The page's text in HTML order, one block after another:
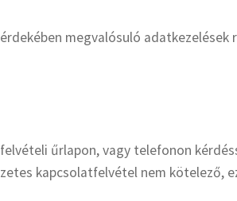
megvalósuló adatkezelések
űrlapon, vagy telefonon
kapcsolatfelvétel nem kötelező,